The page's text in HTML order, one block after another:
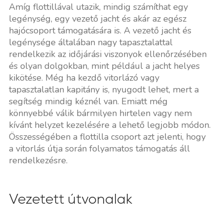
Amíg flottillával utazik, mindig számíthat egy
legénység, egy vezető jacht és akár az egész
hajócsoport támogatására is. A vezető jacht és
legénysége általában nagy tapasztalattal
rendelkezik az időjárási viszonyok ellenőrzésében
és olyan dolgokban, mint például a jacht helyes
kikötése. Még ha kezdő vitorlázó vagy
tapasztalatlan kapitány is, nyugodt lehet, mert a
segítség mindig kéznél van. Emiatt még
könnyebbé válik bármilyen hirtelen vagy nem
kívánt helyzet kezelésére a lehető legjobb módon.
Összességében a flottilla csoport azt jelenti, hogy
a vitorlás útja során folyamatos támogatás áll
rendelkezésre.
Vezetett útvonalak